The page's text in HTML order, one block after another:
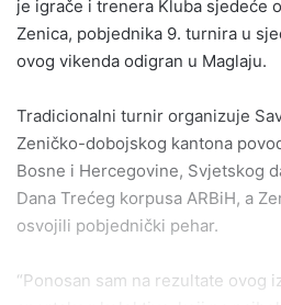
je igrače i trenera Kluba sjedeće
Zenica, pobjednika 9. turnira u
ovog vikenda odigran u Maglaju.
Tradicionalni turnir organizuje
Zeničko-dobojskog kantona
Bosne i Hercegovine, Svjetskog
Dana Trećeg korpusa ARBiH, a
osvojili pobjednički pehar.
“Ponosan sam na rezultate ovog